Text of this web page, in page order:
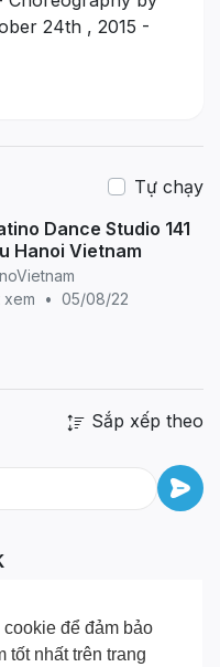
để đảm bảo
tốt nhất trên trang
24th , 2015 -
:
every body to join
Tự chạy
Dance Studio 141
Ba Trieu Hanoi Vietnam
xem
• 05/08/22
Sắp xếp theo